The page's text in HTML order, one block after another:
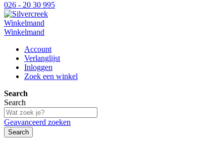
026 - 20 30 995
Winkelmand
Winkelmand
Account
Verlanglijst
Inloggen
Zoek een winkel
Search
Search
Geavanceerd zoeken
Search